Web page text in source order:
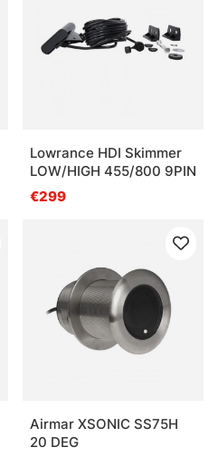
Lowrance HDI Skimmer
LOW/HIGH 455/800 9PIN
€299
Airmar XSONIC SS75H
20 DEG